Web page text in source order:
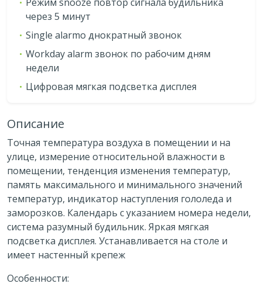
через 5 минут
Single alarmо днократный звонок
Workday alarm звонок по рабочим дням
недели
Цифровая мягкая подсветка дисплея
Описание
Точная температура воздуха в помещении и на
улице, измерение относительной влажности в
помещении, тенденция изменения температур,
память максимального и минимального значений
температур, индикатор наступления гололеда и
заморозков. Календарь с указанием номера недели,
система разумный будильник. Яркая мягкая
подсветка дисплея. Устанавливается на столе и
имеет настенный крепеж
Особенности: